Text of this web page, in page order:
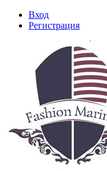
Вход
Регистрация